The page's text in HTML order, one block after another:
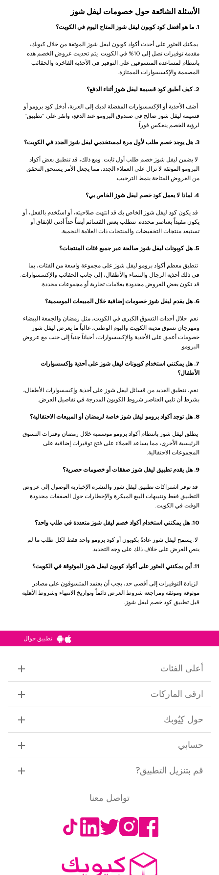
الأسئلة الشائعة حول خصومات ليفل شوز
1. ما هو أفضل كود كوبون ليفل شوز المتاح اليوم في الكويت؟
يمكنك العثور على أحدث أكواد كوبون ليفل شوز الموثقة من خلال كيوبك،
مقدمة توفيرات تصل إلى 10% في الكويت. يتم تحديث عروض الخصم هذه
بانتظام لمساعدة المتسوقين على التوفير في الأحذية الفاخرة والحقائب
المصممة والإكسسوارات الممتازة.
2. كيف أطبق كود قسيمة ليفل شوز أثناء الدفع؟
أضف الأحذية أو الإكسسوارات المفضلة لديك إلى العربة، أدخل كود برومو أو
قسيمة ليفل شوز صالح في صندوق البرومو عند الدفع، وانقر على "تطبيق"
لرؤية الخصم ينعكس فوراً.
3. هل يوجد خصم طلب لأول مرة لمستخدمي ليفل شوز الجدد في الكويت؟
لا يضمن ليفل شوز خصم طلب أول ثابت. ومع ذلك، قد تنطبق بعض أكواد
البرومو الموثقة لا تزال على العملاء الجدد، مما يجعل الأمر يستحق التحقق
من العروض المتاحة بنمط الترحيب.
4. لماذا لا يعمل كود خصم ليفل شوز الخاص بي؟
قد يكون كود ليفل شوز الخاص بك قد انتهت صلاحيته، أو استُخدم بالفعل، أو
يكون مقيداً بعناصر محددة. تتطلب بعض القسائم أيضاً حداً أدنى للإنفاق أو
تستبعد منتجات التخفيضات والمنتجات ذات العلامة النجمية.
5. هل كوبونات ليفل شوز صالحة عبر جميع فئات المنتجات؟
تنطبق معظم أكواد برومو ليفل شوز على مجموعة واسعة من الفئات، بما
في ذلك أحذية الرجال والنساء والأطفال، إلى جانب الحقائب والإكسسوارات.
قد تكون بعض العروض محدودة بعلامات تجارية أو مجموعات محددة.
6. هل يقدم ليفل شوز خصومات إضافية خلال المبيعات الموسمية؟
نعم. خلال أحداث التسوق الكبرى في الكويت، مثل رمضان والجمعة البيضاء
ومهرجان تسوق مدينة الكويت واليوم الوطني، غالباً ما يعرض ليفل شوز
خصومات أعمق على الأحذية والإكسسوارات، أحياناً جنباً إلى جنب مع عروض
البرومو.
7. هل يمكنني استخدام كوبونات ليفل شوز على أحذية وإكسسوارات
الأطفال؟
نعم، تنطبق العديد من قسائل ليفل شوز على أحذية وإكسسوارات الأطفال،
بشرط أن تلبي العناصر شروط الكوبون المدرجة في تفاصيل العرض.
8. هل توجد أكواد برومو ليفل شوز خاصة لرمضان أو المبيعات الاحتفالية؟
يطلق ليفل شوز بانتظام أكواد برومو موسمية خلال رمضان وفترات التسوق
الرئيسية الأخرى، مما يساعد العملاء على فتح توفيرات إضافية على
المجموعات الاحتفالية.
9. هل يقدم تطبيق ليفل شوز صفقات أو خصومات حصرية؟
قد توفر اشتراكات تطبيق ليفل شوز والنشرة الإخبارية الوصول إلى عروض
التطبيق فقط وتنبيهات البيع المبكرة والإخطارات حول الصفقات محدودة
الوقت في الكويت.
10. هل يمكنني استخدام أكواد خصم ليفل شوز متعددة في طلب واحد؟
لا. يسمح ليفل شوز عادةً بكوبون أو كود برومو واحد فقط لكل طلب ما لم
ينص العرض على خلاف ذلك على وجه التحديد.
11. أين يمكنني العثور على أكواد كوبون ليفل شوز الموثوقة في الكويت؟
لزيادة التوفيرات إلى أقصى حد، يجب أن يعتمد المتسوقون على مصادر
موثوقة وموثقة ومراجعة شروط العرض دائماً وتواريخ الانتهاء وشروط الأهلية
قبل تطبيق كود خصم ليفل شوز.
تطبيق جوال
أعلى الفئات
ارقى الماركات
حول كِيُوبك
حسابي
قم بتنزيل التطبيق?
تواصل معنا